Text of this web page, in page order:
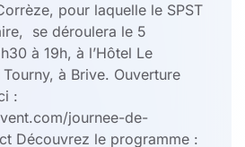
pour laquelle le SPST
se déroulera le 5
à 19h, à l’Hôtel Le
à Brive. Ouverture
:
journee-de-
Découvrez le programme :